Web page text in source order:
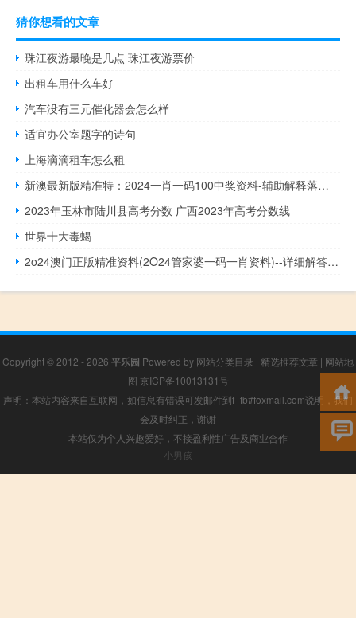
猜你想看的文章
珠江夜游最晚是几点 珠江夜游票价
出租车用什么车好
汽车没有三元催化器会怎么样
适宜办公室题字的诗句
上海滴滴租车怎么租
新澳最新版精准特：2024一肖一码100中奖资料-辅助解释落实-550.CC.38
2023年玉林市陆川县高考分数 广西2023年高考分数线
世界十大毒蝎
2o24澳门正版精准资料(2O24管家婆一码一肖资料)--详细解答解释落实--V02.45.49
Copyright © 2012 - 2026 平乐园 Powered by 网站分类目录 | 精选推荐文章 | 网站地
图 京ICP备10013131号
声明：本站内容来自互联网，如信息有错误可发邮件到f_fb#foxmail.com说明，我们
会及时纠正，谢谢
本站仅为个人兴趣爱好，不接盈利性广告及商业合作
小男孩